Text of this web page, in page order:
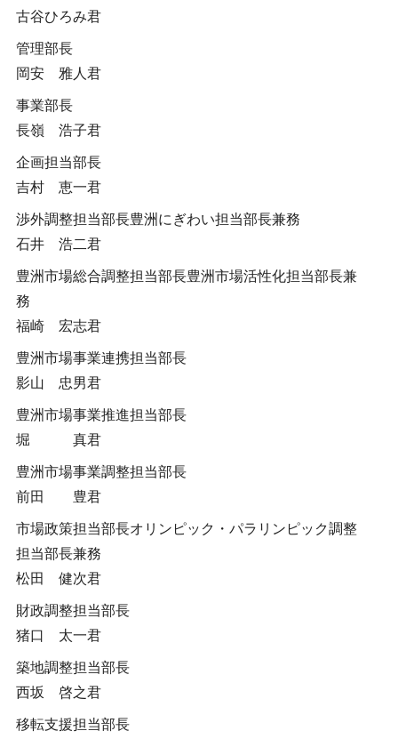
古谷ひろみ君
管理部長
岡安 雅人君
事業部長
長嶺 浩子君
企画担当部長
吉村 恵一君
渉外調整担当部長豊洲にぎわい担当部長兼務
石井 浩二君
豊洲市場総合調整担当部長豊洲市場活性化担当部長兼
務
福崎 宏志君
豊洲市場事業連携担当部長
影山 忠男君
豊洲市場事業推進担当部長
堀 真君
豊洲市場事業調整担当部長
前田 豊君
市場政策担当部長オリンピック・パラリンピック調整
担当部長兼務
松田 健次君
財政調整担当部長
猪口 太一君
築地調整担当部長
西坂 啓之君
移転支援担当部長